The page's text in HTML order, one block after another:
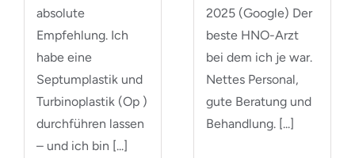
absolute
Empfehlung. Ich
habe eine
Septumplastik und
Turbinoplastik (Op )
durchführen lassen
– und ich bin [...]
2025 (Google) Der
beste HNO-Arzt
bei dem ich je war.
Nettes Personal,
gute Beratung und
Behandlung. [...]